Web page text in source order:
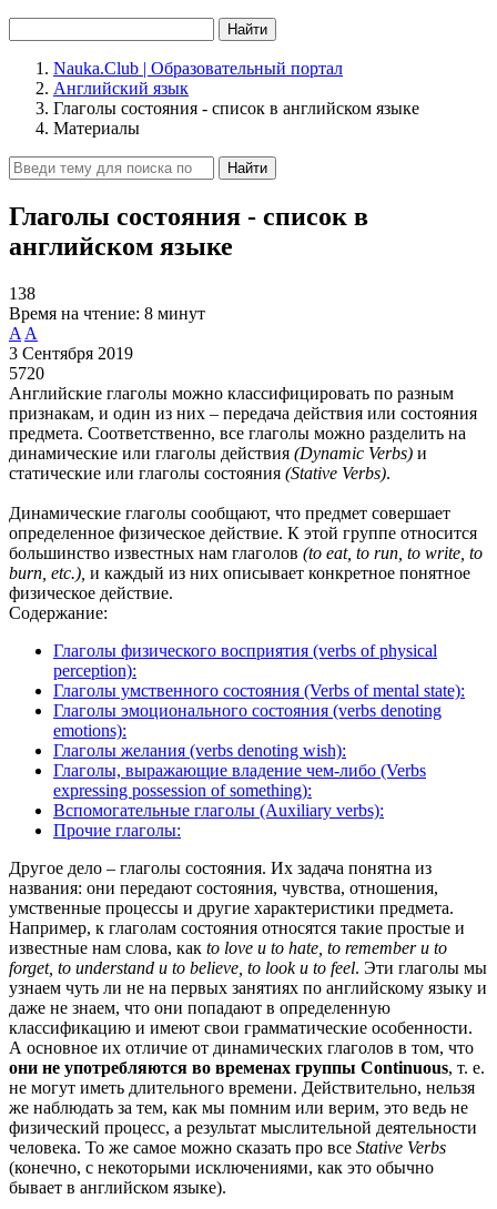
Найти
Nauka.Club | Образовательный портал
Английский язык
Глаголы состояния - список в английском языке
Материалы
Найти
Глаголы состояния - список в
английском языке
138
Время на чтение: 8 минут
A A
3 Сентября 2019
5720
Английские глаголы можно классифицировать по разным
признакам, и один из них – передача действия или состояния
предмета. Соответственно, все глаголы можно разделить на
динамические или глаголы действия (Dynamic Verbs) и
статические или глаголы состояния (Stative Verbs).
Динамические глаголы сообщают, что предмет совершает
определенное физическое действие. К этой группе относится
большинство известных нам глаголов (to eat, to run, to write, to
burn, etc.), и каждый из них описывает конкретное понятное
физическое действие.
Содержание:
Глаголы физического восприятия (verbs of physical
perception):
Глаголы умственного состояния (Verbs of mental state):
Глаголы эмоционального состояния (verbs denoting
emotions):
Глаголы желания (verbs denoting wish):
Глаголы, выражающие владение чем-либо (Verbs
expressing possession of something):
Вспомогательные глаголы (Auxiliary verbs):
Прочие глаголы:
Другое дело – глаголы состояния. Их задача понятна из
названия: они передают состояния, чувства, отношения,
умственные процессы и другие характеристики предмета.
Например, к глаголам состояния относятся такие простые и
известные нам слова, как to love и to hate, to remember и to
forget, to understand и to believe, to look и to feel. Эти глаголы мы
узнаем чуть ли не на первых занятиях по английскому языку и
даже не знаем, что они попадают в определенную
классификацию и имеют свои грамматические особенности.
А основное их отличие от динамических глаголов в том, что
они не употребляются во временах группы Continuous, т. е.
не могут иметь длительного времени. Действительно, нельзя
же наблюдать за тем, как мы помним или верим, это ведь не
физический процесс, а результат мыслительной деятельности
человека. То же самое можно сказать про все Stative Verbs
(конечно, с некоторыми исключениями, как это обычно
бывает в английском языке).